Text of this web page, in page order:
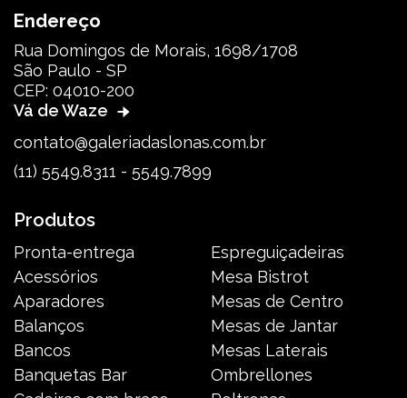
Endereço
Rua Domingos de Morais, 1698/1708
São Paulo - SP
CEP: 04010-200
Vá de Waze
contato@galeriadaslonas.com.br
(11) 5549.8311 - 5549.7899
Produtos
Pronta-entrega
Acessórios
Aparadores
Balanços
Bancos
Banquetas Bar
Espreguiçadeiras
Mesa Bistrot
Mesas de Centro
Mesas de Jantar
Mesas Laterais
Ombrellones